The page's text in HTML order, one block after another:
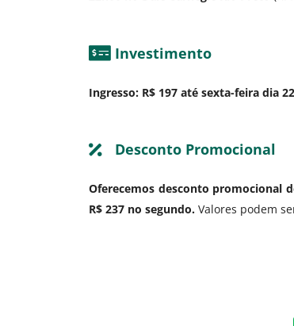
Investimento
Ingresso: R$ 197 até sexta-feira dia
Desconto Promocional
Oferecemos desconto promocional
R$ 237 no segundo. Valores podem